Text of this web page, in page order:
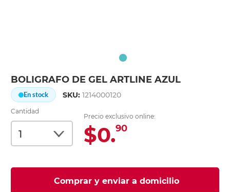
BOLIGRAFO DE GEL ARTLINE AZUL
En stock SKU:1214000120
Cantidad
Precio exclusivo online:
$0.90
Comprar y enviar a domicilio